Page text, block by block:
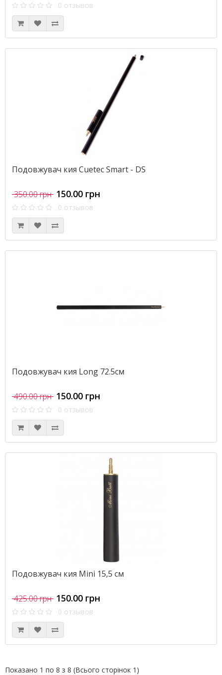
0 отзывов
Подовжувач кия Cuetec Smart - DS
350.00 грн 150.00 грн
0 отзывов
Подовжувач кия Long 72.5см
490.00 грн 150.00 грн
0 отзывов
Подовжувач кия Mini 15,5 см
425.00 грн 150.00 грн
0 отзывов
Показано 1 по 8 з 8 (Всього сторінок 1)